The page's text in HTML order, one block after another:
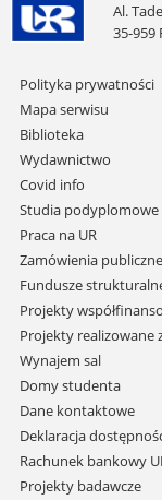
Al.
35-959
Pomiń
nawigację
i
przejdź
do
treści
Polityka prywatności
Mapa serwisu
Biblioteka
Wydawnictwo
Covid info
Studia podyplomowe
Praca na UR
Zamówienia publiczne
Fundusze
Projekty
Projekty realizowane
Wynajem sal
Domy studenta
Dane kontaktowe
Deklaracja
Rachunek bankowy
Projekty badawcze